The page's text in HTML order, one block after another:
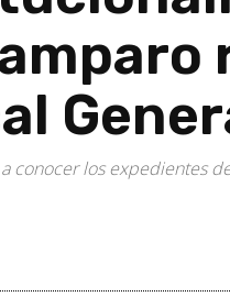
conocer los expedientes